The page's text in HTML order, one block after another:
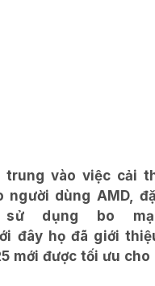
trung vào việc cải
người dùng AMD,
sử dụng bo
đây họ đã giới
mới được tối ưu